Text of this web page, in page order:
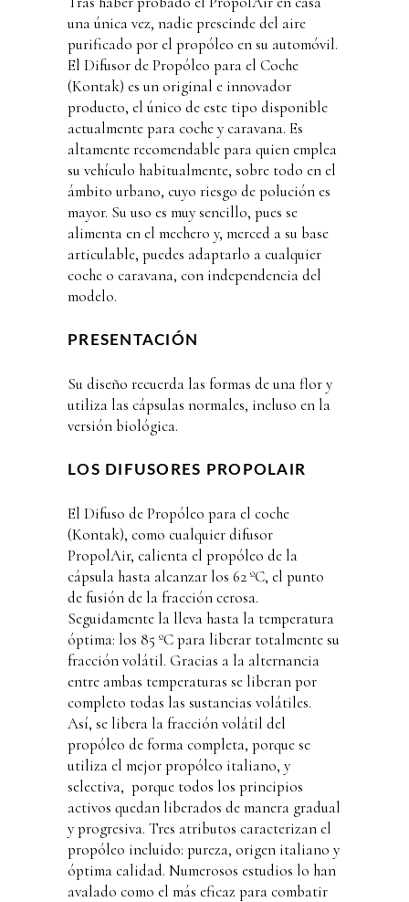
una única vez, nadie prescinde del aire
purificado por el propóleo en su automóvil.
El Difusor de Propóleo para el Coche
(Kontak) es un original e innovador
producto, el único de este tipo disponible
actualmente para coche y caravana. Es
altamente recomendable para quien emplea
su vehículo habitualmente, sobre todo en el
ámbito urbano, cuyo riesgo de polución es
mayor. Su uso es muy sencillo, pues se
alimenta en el mechero y, merced a su base
articulable, puedes adaptarlo a cualquier
coche o caravana, con independencia del
modelo.
PRESENTACIÓN
Su diseño recuerda las formas de una flor y
utiliza las cápsulas normales, incluso en la
versión biológica.
LOS DIFUSORES PROPOLAIR
El Difuso de Propóleo para el coche
(Kontak), como cualquier difusor
PropolAir, calienta el propóleo de la
cápsula hasta alcanzar los 62 ºC, el punto
de fusión de la fracción cerosa.
Seguidamente la lleva hasta la temperatura
óptima: los 85 ºC para liberar totalmente su
fracción volátil. Gracias a la alternancia
entre ambas temperaturas se liberan por
completo todas las sustancias volátiles.
Así, se libera la fracción volátil del
propóleo de forma completa, porque se
utiliza el mejor propóleo italiano, y
selectiva, porque todos los principios
activos quedan liberados de manera gradual
y progresiva. Tres atributos caracterizan el
propóleo incluido: pureza, origen italiano y
óptima calidad. Numerosos estudios lo han
avalado como el más eficaz para combatir